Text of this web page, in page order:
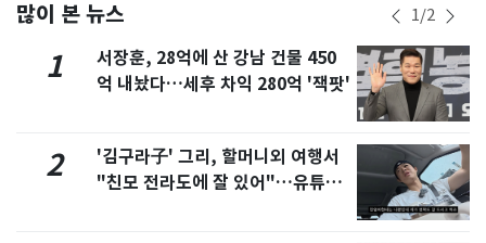
많이 본 뉴스 1/2
1
서장훈, 28억에 산 강남 건물 450
억 내놨다…세후 차익 280억 '잭팟'
2
'김구라子' 그리, 할머니외 여행서
"친모 전라도에 잘 있어"…유튜브